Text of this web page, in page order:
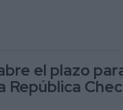
el plazo
República